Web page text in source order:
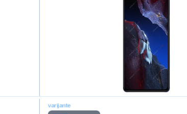
varijante